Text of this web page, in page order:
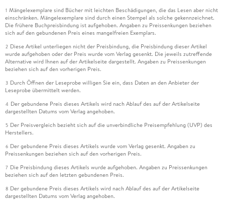
1 Mängelexemplare sind Bücher mit leichten Beschädigungen, die das Lesen aber nicht
einschränken. Mängelexemplare sind durch einen Stempel als solche gekennzeichnet.
Die frühere Buchpreisbindung ist aufgehoben. Angaben zu Preissenkungen beziehen
sich auf den gebundenen Preis eines mangelfreien Exemplars.
2 Diese Artikel unterliegen nicht der Preisbindung, die Preisbindung dieser Artikel
wurde aufgehoben oder der Preis wurde vom Verlag gesenkt. Die jeweils zutreffende
Alternative wird Ihnen auf der Artikelseite dargestellt. Angaben zu Preissenkungen
beziehen sich auf den vorherigen Preis.
3 Durch Öffnen der Leseprobe willigen Sie ein, dass Daten an den Anbieter der
Leseprobe übermittelt werden.
4 Der gebundene Preis dieses Artikels wird nach Ablauf des auf der Artikelseite
dargestellten Datums vom Verlag angehoben.
5 Der Preisvergleich bezieht sich auf die unverbindliche Preisempfehlung (UVP) des
Herstellers.
6 Der gebundene Preis dieses Artikels wurde vom Verlag gesenkt. Angaben zu
Preissenkungen beziehen sich auf den vorherigen Preis.
7 Die Preisbindung dieses Artikels wurde aufgehoben. Angaben zu Preissenkungen
beziehen sich auf den letzten gebundenen Preis.
8 Der gebundene Preis dieses Artikels wird nach Ablauf des auf der Artikelseite
dargestellten Datums vom Verlag angehoben.